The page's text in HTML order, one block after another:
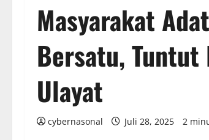
Masyarakat
Bersatu, Tuntut
Ulayat
cybernasonal Juli 28, 2025 2